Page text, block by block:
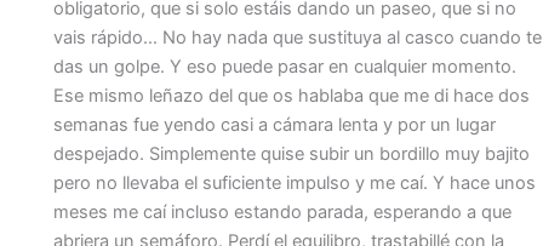
obligatorio, que si solo estáis dando un paseo, que si no
vais rápido… No hay nada que sustituya al casco cuando te
das un golpe. Y eso puede pasar en cualquier momento.
Ese mismo leñazo del que os hablaba que me di hace dos
semanas fue yendo casi a cámara lenta y por un lugar
despejado. Simplemente quise subir un bordillo muy bajito
pero no llevaba el suficiente impulso y me caí. Y hace unos
meses me caí incluso estando parada, esperando a que
abriera un semáforo. Perdí el equilibro, trastabillé con la